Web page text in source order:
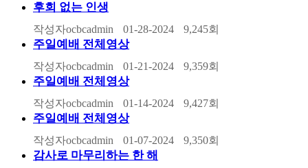
후회 없는 인생
작성자ocbcadmin 01-28-2024 9,245회
주일예배 전체영상
작성자ocbcadmin 01-21-2024 9,359회
주일예배 전체영상
작성자ocbcadmin 01-14-2024 9,427회
주일예배 전체영상
작성자ocbcadmin 01-07-2024 9,350회
감사로 마무리하는 한 해